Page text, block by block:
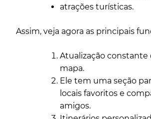
atrações turísticas.
Assim, veja agora as principais
Atualização constante
mapa.
Ele tem uma seção
locais favoritos e
amigos.